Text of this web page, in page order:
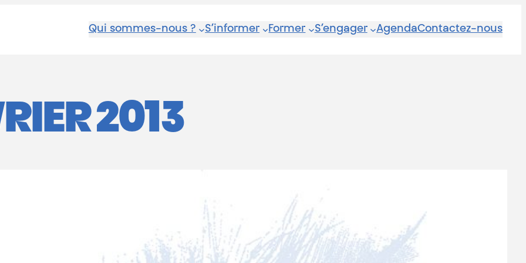
Qui sommes-nous ? S’informer Former S’engager AgendaContactez-nous
2013